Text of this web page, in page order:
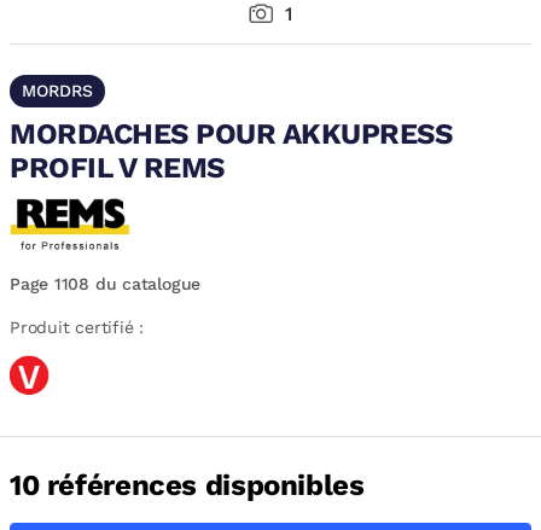
1
MORDRS
MORDACHES POUR AKKUPRESS
PROFIL V REMS
Page 1108 du catalogue
Produit certifié :
10 références disponibles